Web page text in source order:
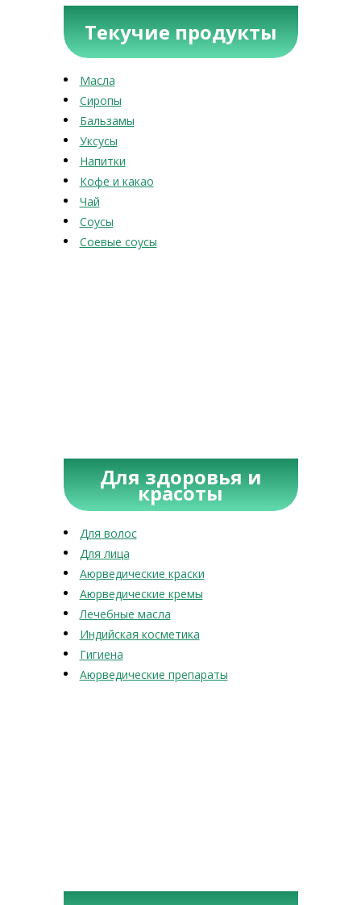
Текучие продукты
Масла
Сиропы
Бальзамы
Уксусы
Напитки
Кофе и какао
Чай
Соусы
Соевые соусы
Для здоровья и
красоты
Для волос
Для лица
Аюрведические краски
Аюрведические кремы
Лечебные масла
Индийская косметика
Гигиена
Аюрведические препараты